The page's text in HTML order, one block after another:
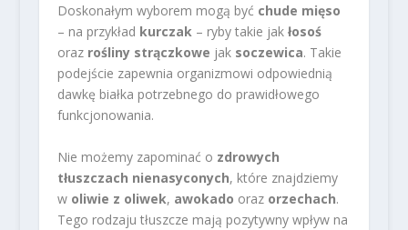
Doskonałym wyborem mogą być chude mięso
– na przykład kurczak– ryby takie jak łosoś
oraz rośliny strączkowe jak soczewica. Takie
podejście zapewnia organizmowi odpowiednią
dawkę białka potrzebnego do prawidłowego
funkcjonowania.
Nie możemy zapominać o zdrowych
tłuszczach nienasyconych, które znajdziemy
w oliwie z oliwek, awokado oraz orzechach.
Tego rodzaju tłuszcze mają pozytywny wpływ na